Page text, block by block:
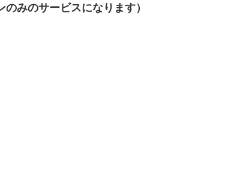
みのサービスになります）